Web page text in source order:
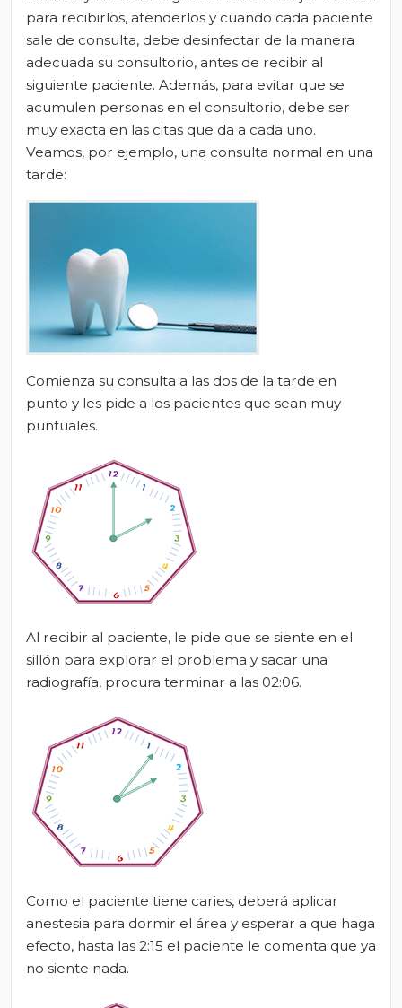
para recibirlos, atenderlos y cuando cada paciente
sale de consulta, debe desinfectar de la manera
adecuada su consultorio, antes de recibir al
siguiente paciente. Además, para evitar que se
acumulen personas en el consultorio, debe ser
muy exacta en las citas que da a cada uno.
Veamos, por ejemplo, una consulta normal en una
tarde:
Comienza su consulta a las dos de la tarde en
punto y les pide a los pacientes que sean muy
puntuales.
Al recibir al paciente, le pide que se siente en el
sillón para explorar el problema y sacar una
radiografía, procura terminar a las 02:06.
Como el paciente tiene caries, deberá aplicar
anestesia para dormir el área y esperar a que haga
efecto, hasta las 2:15 el paciente le comenta que ya
no siente nada.